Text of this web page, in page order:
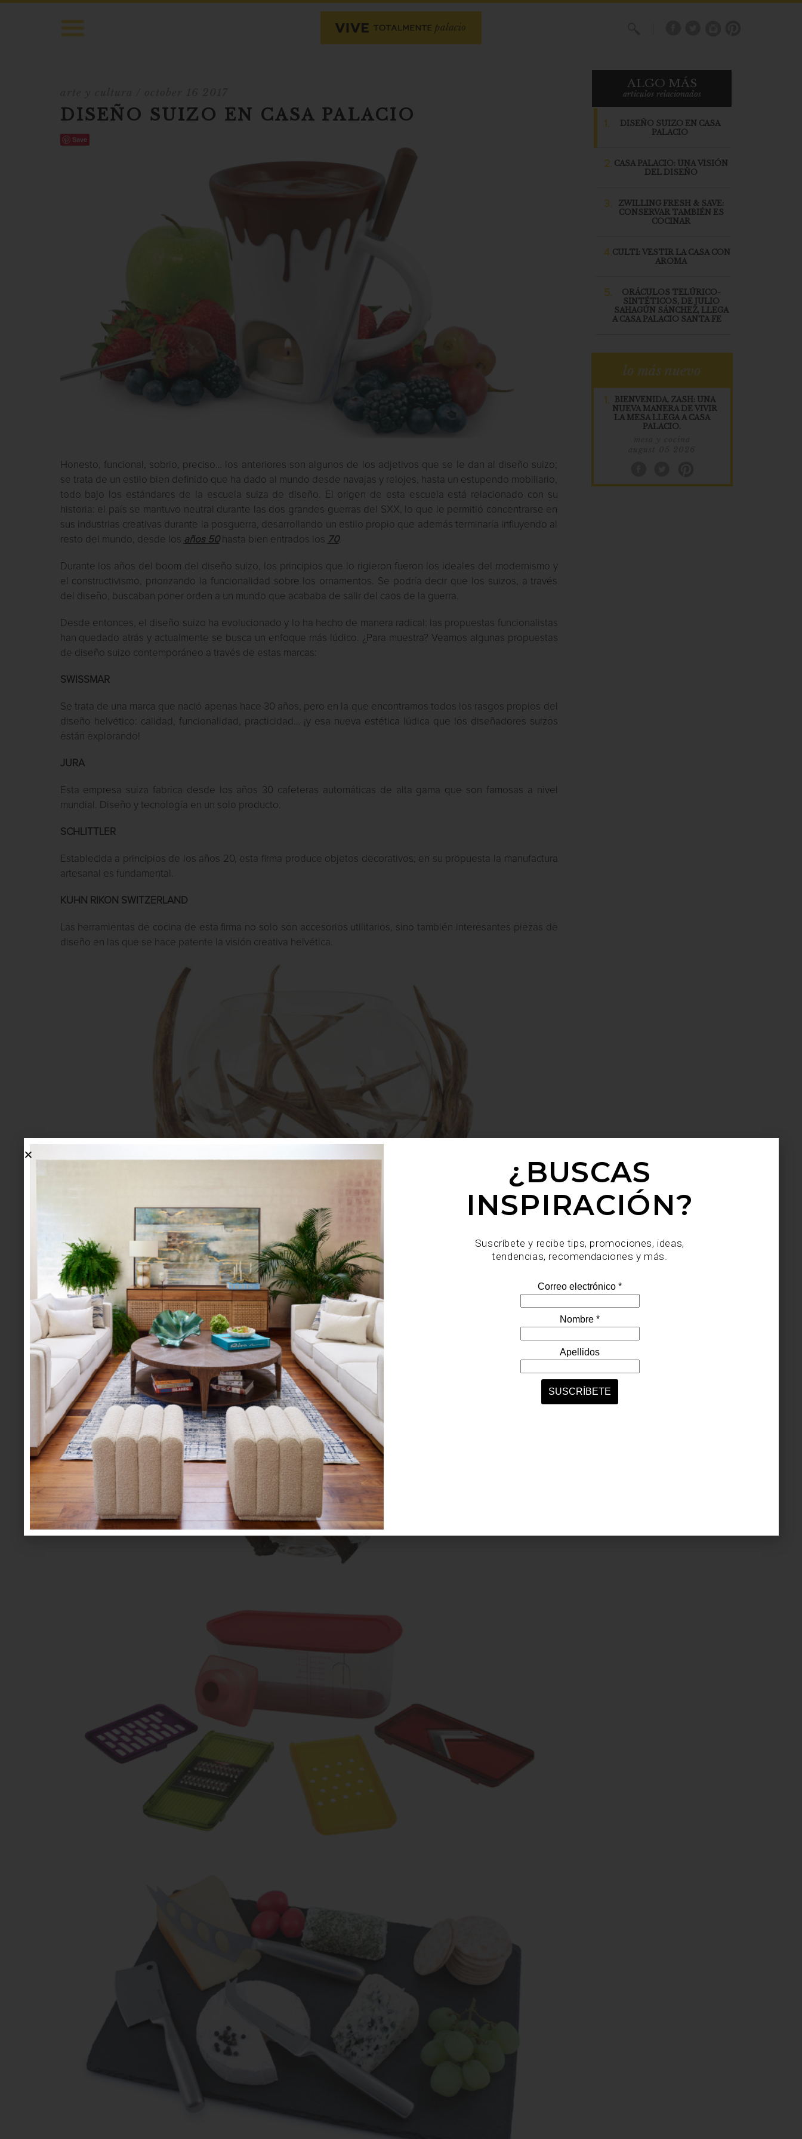
DISEÑO SUIZO EN CASA PALACIO
Save
Honesto, funcional, sobrio, preciso… los anteriores son algunos de los adjetivos que se le dan al diseño suizo;
se trata de un estilo bien definido que ha dado al mundo desde navajas y relojes, hasta un estupendo mobiliario,
todo bajo los estándares de la escuela suiza de diseño. El origen de esta escuela está relacionado con su
historia: el país se mantuvo neutral durante las dos grandes guerras del SXX, lo que le permitió concentrarse en
sus industrias creativas durante la posguerra, desarrollando un estilo propio que además terminaría influyendo al
resto del mundo, desde los años 50 hasta bien entrados los 70.
Durante los años del boom del diseño suizo, los principios que lo rigieron fueron los ideales del modernismo y
el constructivismo, priorizando la funcionalidad sobre los ornamentos. Se podría decir que los suizos, a través
del diseño, buscaban poner orden a un mundo que acababa de salir del caos de la guerra.
Desde entonces, el diseño suizo ha evolucionado y lo ha hecho de manera radical: las propuestas funcionalistas
han quedado atrás y actualmente se busca un enfoque más lúdico. ¿Para muestra? Veamos algunas propuestas
de diseño suizo contemporáneo a través de estas marcas:
SWISSMAR
Se trata de una marca que nació apenas hace 30 años, pero en la que encontramos todos los rasgos propios del
diseño helvético: calidad, funcionalidad, practicidad… ¡y esa nueva estética lúdica que los diseñadores suizos
están explorando!
JURA
Esta empresa suiza fabrica desde los años 30 cafeteras automáticas de alta gama que son famosas a nivel
mundial. Diseño y tecnología en un solo producto.
SCHLITTLER
Establecida a principios de los años 20, esta firma produce objetos decorativos; en su propuesta la manufactura
artesanal es fundamental.
KUHN RIKON SWITZERLAND
Las herramientas de cocina de esta firma no solo son accesorios utilitarios, sino también interesantes piezas de
diseño en las que se hace patente la visión creativa helvética.
ALGO MÁS
articulos relacionados
1.
DISEÑO SUIZO EN CASA
PALACIO
2. CASA PALACIO: UNA VISIÓN
DEL DISEÑO
3.
ZWILLING FRESH & SAVE:
CONSERVAR TAMBIÉN ES
COCINAR
4.CULTI: VESTIR LA CASA CON
AROMA
5.
ORÁCULOS TELÚRICO-
SINTÉTICOS, DE JULIO
SAHAGÚN SÁNCHEZ, LLEGA
A CASA PALACIO SANTA FE
lo más nuevo
1.
BIENVENIDA, ZASH: UNA
NUEVA MANERA DE VIVIR
LA MESA LLEGA A CASA
PALACIO.
¿BUSCAS
INSPIRACIÓN?
Suscríbete y recibe tips, promociones, ideas,
tendencias, recomendaciones y más.